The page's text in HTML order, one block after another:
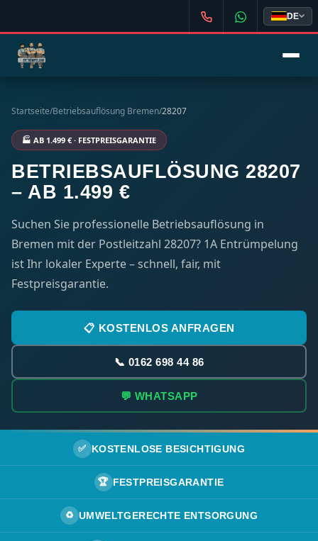
DE
Startseite/Betriebsauflösung Bremen/28207
🏭 AB 1.499 € · FESTPREISGARANTIE
BETRIEBSAUFLÖSUNG 28207
– AB 1.499 €
Suchen Sie professionelle Betriebsauflösung in
Bremen mit der Postleitzahl 28207? 1A Entrümpelung
ist Ihr lokaler Experte – schnell, fair, mit
Festpreisgarantie.
📋 KOSTENLOS ANFRAGEN
📞 0162 698 44 86
💬 WHATSAPP
✅ KOSTENLOSE BESICHTIGUNG
🏆 FESTPREISGARANTIE
♻️ UMWELTGERECHTE ENTSORGUNG